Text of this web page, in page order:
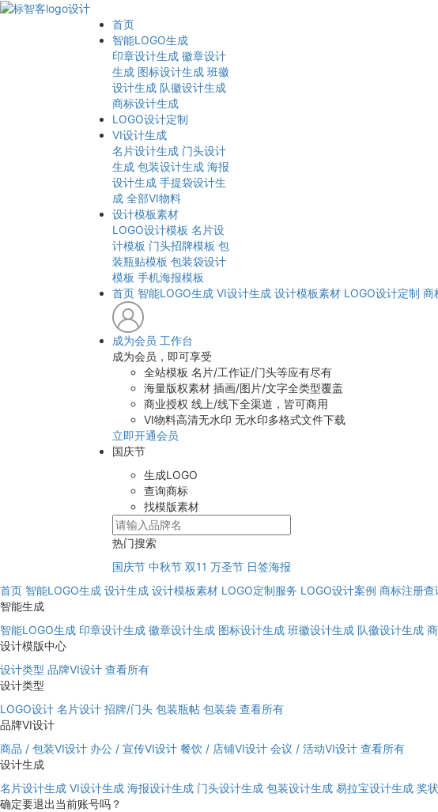
首页
智能LOGO生成
印章设计生成 徽章设计
生成 图标设计生成 班徽
设计生成 队徽设计生成
商标设计生成
LOGO设计定制
VI设计生成
名片设计生成 门头设计
生成 包装设计生成 海报
设计生成 手提袋设计生
成 全部VI物料
设计模板素材
LOGO设计模板 名片设
计模板 门头招牌模板 包
装瓶贴模板 包装袋设计
模板 手机海报模板
首页 智能LOGO生成 VI设计生成 设计模板素材 LOGO设计定制 商
成为会员 工作台
成为会员，即可享受
全站模板 名片/工作证/门头等应有尽有
海量版权素材 插画/图片/文字全类型覆盖
商业授权 线上/线下全渠道，皆可商用
VI物料高清无水印 无水印多格式文件下载
立即开通会员
国庆节
生成LOGO
查询商标
找模版素材
热门搜索
国庆节 中秋节 双11 万圣节 日签海报
首页 智能LOGO生成 设计生成 设计模板素材 LOGO定制服务 LOGO设计案例 商标注册查
智能生成
智能LOGO生成 印章设计生成 徽章设计生成 图标设计生成 班徽设计生成 队徽设计生成
设计模版中心
设计类型 品牌VI设计 查看所有
设计类型
LOGO设计 名片设计 招牌/门头 包装瓶帖 包装袋 查看所有
品牌VI设计
商品 / 包装VI设计 办公 / 宣传VI设计 餐饮 / 店铺VI设计 会议 / 活动VI设计 查看所有
设计生成
名片设计生成 VI设计生成 海报设计生成 门头设计生成 包装设计生成 易拉宝设计生成 奖
确定要退出当前账号吗？